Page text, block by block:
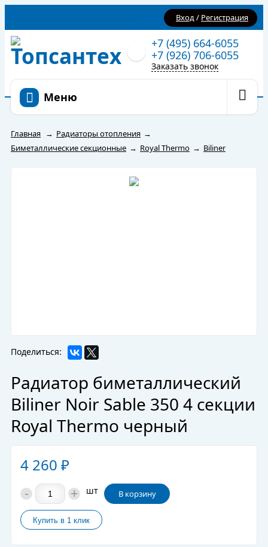
Вход/ Регистрация
+7 (495) 664-6055
+7 (926) 706-6055
Заказать звонок
Меню
Главная → Радиаторы отопления →
Биметаллические секционные → Royal Thermo → Biliner
Поделиться:
Радиатор биметаллический
Biliner Noir Sable 350 4 секции
Royal Thermo черный
4 260 ₽
- + шт В корзину